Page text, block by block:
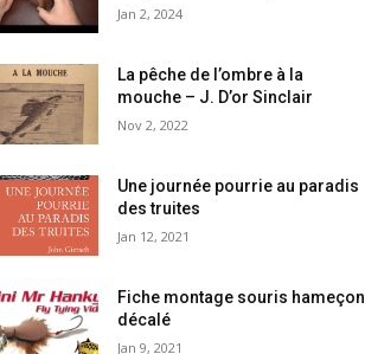
Jan 2, 2024
La pêche de l’ombre à la
mouche – J. D’or Sinclair
Nov 2, 2022
Une journée pourrie au paradis
des truites
Jan 12, 2021
Fiche montage souris hameçon
décalé
Jan 9, 2021